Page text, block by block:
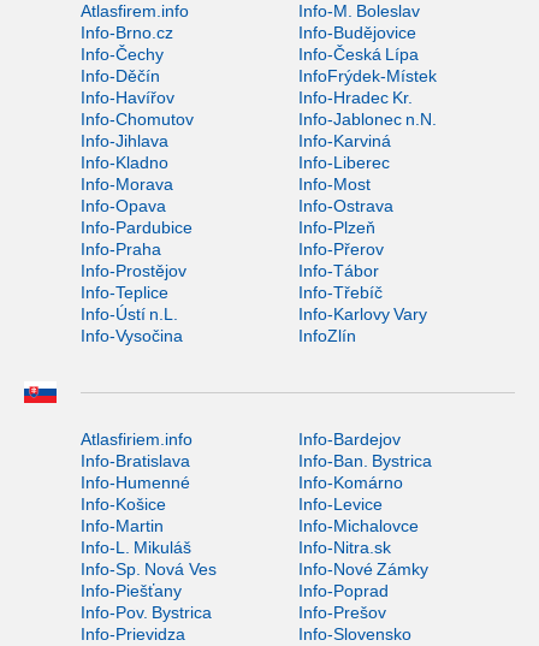
Atlasfirem.info
Info-M. Boleslav
Info-Brno.cz
Info-Budějovice
Info-Čechy
Info-Česká Lípa
Info-Děčín
InfoFrýdek-Místek
Info-Havířov
Info-Hradec Kr.
Info-Chomutov
Info-Jablonec n.N.
Info-Jihlava
Info-Karviná
Info-Kladno
Info-Liberec
Info-Morava
Info-Most
Info-Opava
Info-Ostrava
Info-Pardubice
Info-Plzeň
Info-Praha
Info-Přerov
Info-Prostějov
Info-Tábor
Info-Teplice
Info-Třebíč
Info-Ústí n.L.
Info-Karlovy Vary
Info-Vysočina
InfoZlín
Atlasfiriem.info
Info-Bardejov
Info-Bratislava
Info-Ban. Bystrica
Info-Humenné
Info-Komárno
Info-Košice
Info-Levice
Info-Martin
Info-Michalovce
Info-L. Mikuláš
Info-Nitra.sk
Info-Sp. Nová Ves
Info-Nové Zámky
Info-Piešťany
Info-Poprad
Info-Pov. Bystrica
Info-Prešov
Info-Prievidza
Info-Slovensko